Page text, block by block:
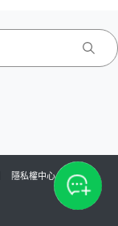
隱私權中心